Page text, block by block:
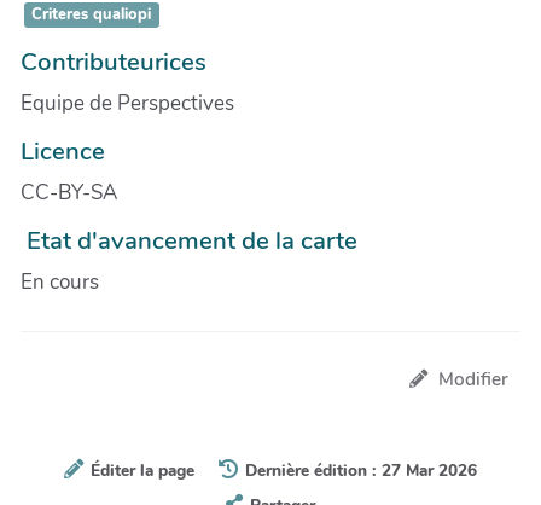
Criteres qualiopi
Contributeurices
Equipe de Perspectives
Licence
CC-BY-SA
Etat d'avancement de la carte
En cours
Modifier
Éditer la page
Dernière édition : 27 Mar 2026